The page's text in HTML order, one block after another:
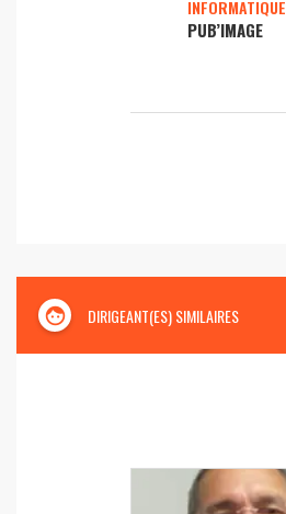
INFORMATIQUE
PUB’IMAGE
face DIRIGEANT(ES) SIMILAIRES